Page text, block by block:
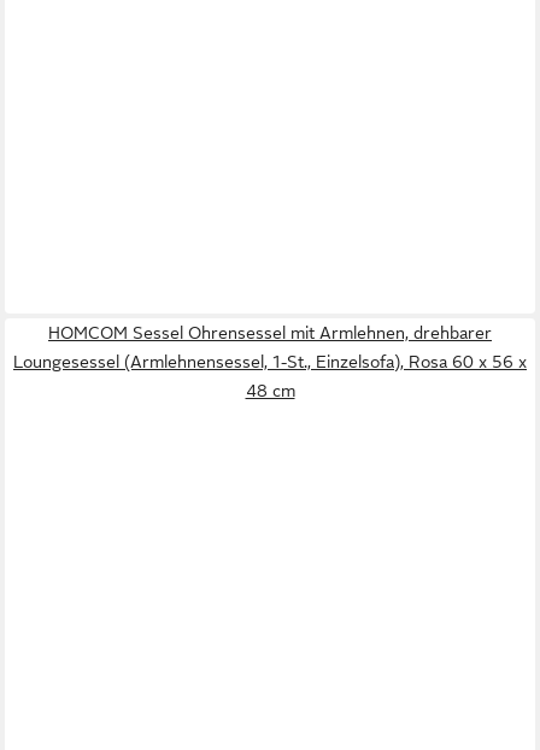
HOMCOM Sessel Ohrensessel mit Armlehnen, drehbarer
Loungesessel (Armlehnensessel, 1-St., Einzelsofa), Rosa 60 x 56 x
48 cm